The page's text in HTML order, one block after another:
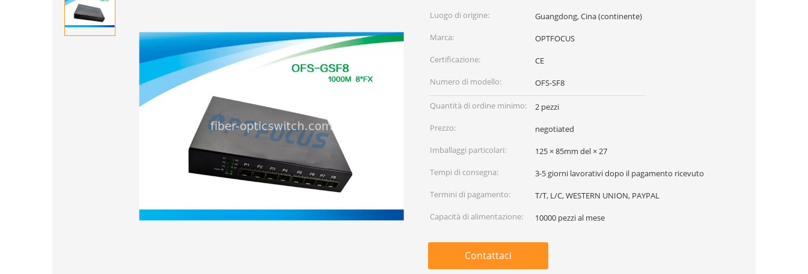
Luogo di origine:
Guangdong, Cina (continente)
Marca:
OPTFOCUS
Certificazione:
CE
Numero di modello:
OFS-SF8
Quantità di ordine minimo:
2 pezzi
Prezzo:
negotiated
Imballaggi particolari:
125 × 85mm del × 27
Tempi di consegna:
3-5 giorni lavorativi dopo il pagamento ricevuto
Termini di pagamento:
T/T, L/C, WESTERN UNION, PAYPAL
Capacità di alimentazione:
10000 pezzi al mese
Contattaci